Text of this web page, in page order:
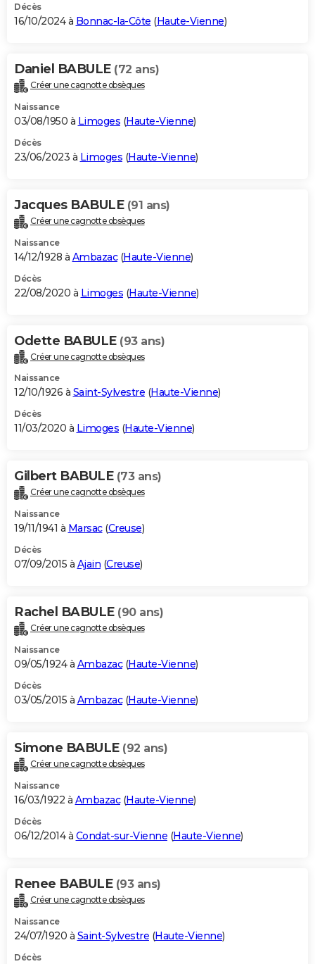
S'inscrire
Se connecter
Lycées
Collèges
Primaires
Universités
Entreprises
Service militaire
Avis de recherche
AVIS DE DÉCÈS
Bricolage
Lifestyle
Culture
Sport
Auto
Television
Voyage
Cinema
Décès
16/10/2024 à Bonnac-la-Côte (Haute-Vienne)
Daniel BABULE (72 ans)
Créer une cagnotte obsèques
Naissance
03/08/1950 à Limoges (Haute-Vienne)
Décès
23/06/2023 à Limoges (Haute-Vienne)
Jacques BABULE (91 ans)
Créer une cagnotte obsèques
Naissance
14/12/1928 à Ambazac(Haute-Vienne)
Décès
22/08/2020 à Limoges (Haute-Vienne)
Odette BABULE (93 ans)
Créer une cagnotte obsèques
Naissance
12/10/1926 à Saint-Sylvestre (Haute-Vienne)
Décès
11/03/2020 à Limoges (Haute-Vienne)
Gilbert BABULE (73 ans)
Créer une cagnotte obsèques
Naissance
19/11/1941 à Marsac(Creuse)
Décès
07/09/2015 à Ajain (Creuse)
Rachel BABULE (90 ans)
Créer une cagnotte obsèques
Naissance
09/05/1924 à Ambazac(Haute-Vienne)
Décès
03/05/2015 à Ambazac(Haute-Vienne)
Simone BABULE (92 ans)
Créer une cagnotte obsèques
Naissance
16/03/1922 à Ambazac(Haute-Vienne)
Décès
06/12/2014 à Condat-sur-Vienne (Haute-Vienne)
Renee BABULE (93 ans)
Créer une cagnotte obsèques
Naissance
24/07/1920 à Saint-Sylvestre (Haute-Vienne)
Décès